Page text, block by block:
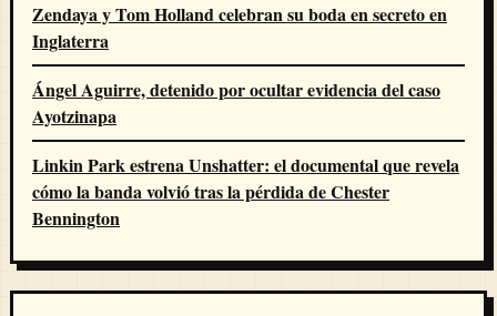
Zendaya y Tom Holland celebran su boda en secreto en
Inglaterra
Ángel Aguirre, detenido por ocultar evidencia del caso
Ayotzinapa
Linkin Park estrena Unshatter: el documental que revela
cómo la banda volvió tras la pérdida de Chester
Bennington